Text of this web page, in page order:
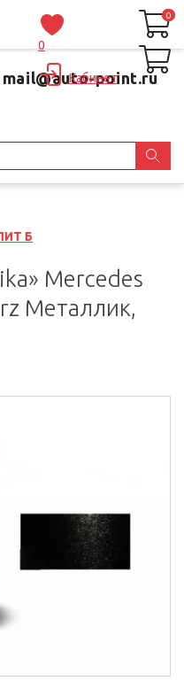
mail@auto-point.ru
0
Кабинет
0
0
Mercedes
Металлик,